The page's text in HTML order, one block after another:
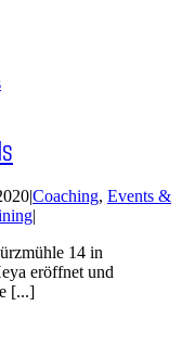
|Coaching, Events &
|
14 in
eröffnet und
[...]